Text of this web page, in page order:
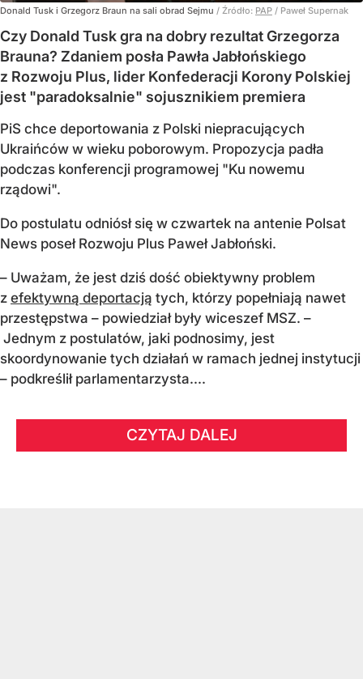
Donald Tusk i Grzegorz Braun na sali obrad Sejmu / Źródło: PAP / Paweł Supernak
Czy Donald Tusk gra na dobry rezultat Grzegorza
Brauna? Zdaniem posła Pawła Jabłońskiego
z Rozwoju Plus, lider Konfederacji Korony Polskiej
jest "paradoksalnie" sojusznikiem premiera
PiS chce deportowania z Polski niepracujących
Ukraińców w wieku poborowym. Propozycja padła
podczas konferencji programowej "Ku nowemu
rządowi".
Do postulatu odniósł się w czwartek na antenie Polsat
News poseł Rozwoju Plus Paweł Jabłoński.
– Uważam, że jest dziś dość obiektywny problem
z efektywną deportacją tych, którzy popełniają nawet
przestępstwa – powiedział były wiceszef MSZ. –
Jednym z postulatów, jaki podnosimy, jest
skoordynowanie tych działań w ramach jednej instytucji
– podkreślił parlamentarzysta....
CZYTAJ DALEJ